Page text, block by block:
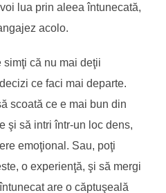
lua prin aleea întunecată,
acolo.
simţi că nu mai deţii
ce faci mai departe.
scoată ce e mai bun din
şi să intri într-un loc dens,
emoţional. Sau, poţi
o experienţă, şi să mergi
are o căptuşeală